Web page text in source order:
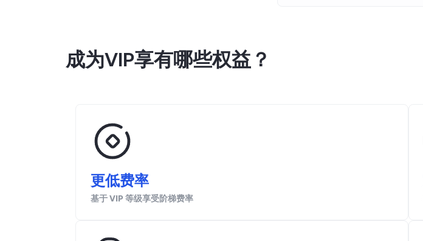
成为VIP享有哪些权益？
更低费率
基于 VIP 等级享受阶梯费率